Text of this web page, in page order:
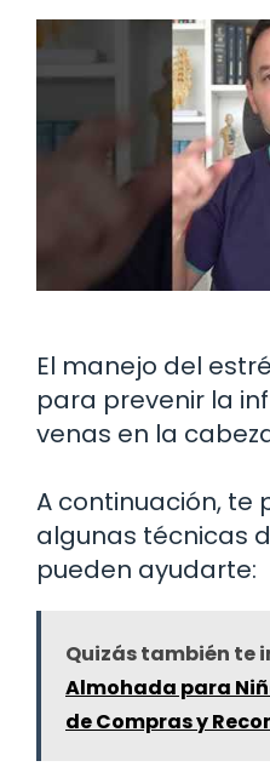
El manejo del
para prevenir la
venas en la
A continuación, te
algunas técnicas
pueden ayudarte:
Quizás también te
Almohada para
de Compras y